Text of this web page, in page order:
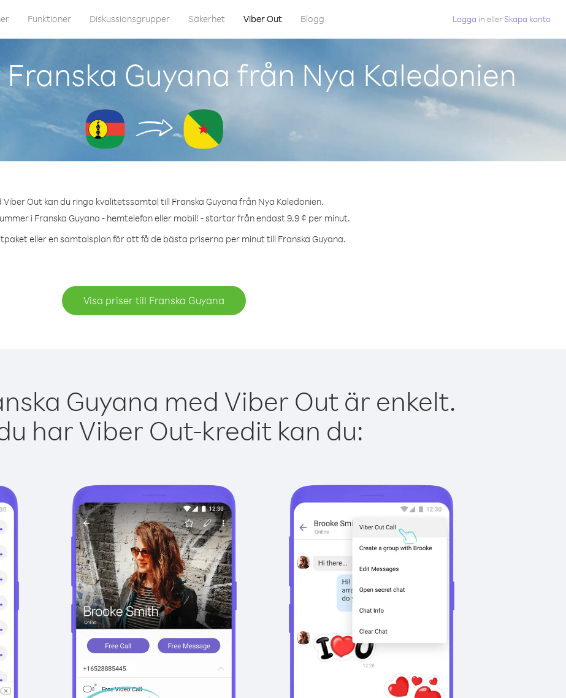
Funktioner Diskussionsgrupper Säkerhet Viber Out Blogg Logga in eller Skapa konto
Guyana från Nya Kaledonien
Viber Out kan du ringa kvalitetssamtal till Franska Guyana från Nya Kaledonien.
i Franska Guyana - hemtelefon eller mobil! - startar från endast 9.9 ¢ per minut.
eller en samtalsplan för att få de bästa priserna per minut till Franska Guyana.
Visa priser till Franska Guyana
Guyana med Viber Out är enkelt.
har Viber Out-kredit kan du: